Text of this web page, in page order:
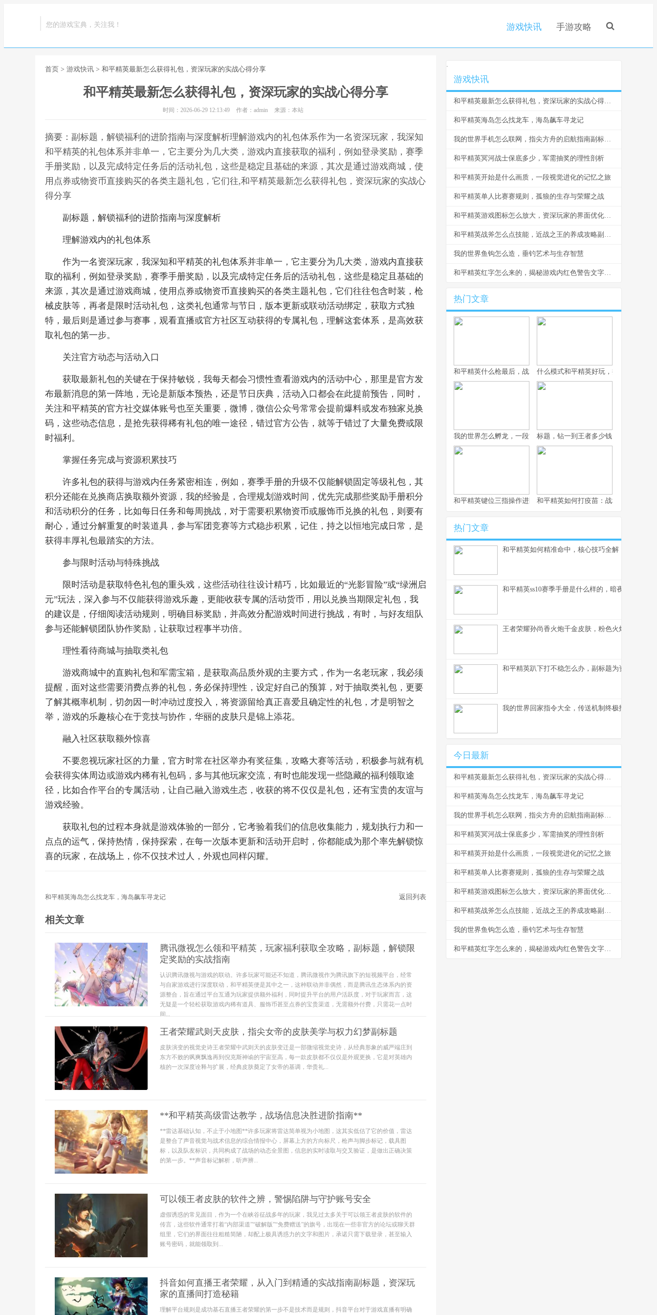
您的游戏宝典，关注我！ 游戏快讯 手游攻略
首页 > 游戏快讯 > 和平精英最新怎么获得礼包，资深玩家的实战心得分享
和平精英最新怎么获得礼包，资深玩家的实战心得分享
时间：2026-06-29 12:13:49 作者：admin 来源：本站
摘要：副标题，解锁福利的进阶指南与深度解析理解游戏内的礼包体系作为一名资深玩家，我深知
和平精英的礼包体系并非单一，它主要分为几大类，游戏内直接获取的福利，例如登录奖励，赛季
手册奖励，以及完成特定任务后的活动礼包，这些是稳定且基础的来源，其次是通过游戏商城，使
用点券或物资币直接购买的各类主题礼包，它们往,和平精英最新怎么获得礼包，资深玩家的实战心
得分享
副标题，解锁福利的进阶指南与深度解析
理解游戏内的礼包体系
作为一名资深玩家，我深知和平精英的礼包体系并非单一，它主要分为几大类，游戏内直接获
取的福利，例如登录奖励，赛季手册奖励，以及完成特定任务后的活动礼包，这些是稳定且基础的
来源，其次是通过游戏商城，使用点券或物资币直接购买的各类主题礼包，它们往往包含时装，枪
械皮肤等，再者是限时活动礼包，这类礼包通常与节日，版本更新或联动活动绑定，获取方式独
特，最后则是通过参与赛事，观看直播或官方社区互动获得的专属礼包，理解这套体系，是高效获
取礼包的第一步。
关注官方动态与活动入口
获取最新礼包的关键在于保持敏锐，我每天都会习惯性查看游戏内的活动中心，那里是官方发
布最新消息的第一阵地，无论是新版本预热，还是节日庆典，活动入口都会在此提前预告，同时，
关注和平精英的官方社交媒体账号也至关重要，微博，微信公众号常常会提前爆料或发布独家兑换
码，这些动态信息，是抢先获得稀有礼包的唯一途径，错过官方公告，就等于错过了大量免费或限
时福利。
掌握任务完成与资源积累技巧
许多礼包的获得与游戏内任务紧密相连，例如，赛季手册的升级不仅能解锁固定等级礼包，其
积分还能在兑换商店换取额外资源，我的经验是，合理规划游戏时间，优先完成那些奖励手册积分
和活动积分的任务，比如每日任务和每周挑战，对于需要积累物资币或服饰币兑换的礼包，则要有
耐心，通过分解重复的时装道具，参与军团竞赛等方式稳步积累，记住，持之以恒地完成日常，是
获得丰厚礼包最踏实的方法。
参与限时活动与特殊挑战
限时活动是获取特色礼包的重头戏，这些活动往往设计精巧，比如最近的“光影冒险”或“绿洲启
元”玩法，深入参与不仅能获得游戏乐趣，更能收获专属的活动货币，用以兑换当期限定礼包，我
的建议是，仔细阅读活动规则，明确目标奖励，并高效分配游戏时间进行挑战，有时，与好友组队
参与还能解锁团队协作奖励，让获取过程事半功倍。
理性看待商城与抽取类礼包
游戏商城中的直购礼包和军需宝箱，是获取高品质外观的主要方式，作为一名老玩家，我必须
提醒，面对这些需要消费点券的礼包，务必保持理性，设定好自己的预算，对于抽取类礼包，更要
了解其概率机制，切勿因一时冲动过度投入，将资源留给真正喜爱且确定性的礼包，才是明智之
举，游戏的乐趣核心在于竞技与协作，华丽的皮肤只是锦上添花。
融入社区获取额外惊喜
不要忽视玩家社区的力量，官方时常在社区举办有奖征集，攻略大赛等活动，积极参与就有机
会获得实体周边或游戏内稀有礼包码，多与其他玩家交流，有时也能发现一些隐藏的福利领取途
径，比如合作平台的专属活动，让自己融入游戏生态，收获的将不仅仅是礼包，还有宝贵的友谊与
游戏经验。
获取礼包的过程本身就是游戏体验的一部分，它考验着我们的信息收集能力，规划执行力和一
点点的运气，保持热情，保持探索，在每一次版本更新和活动开启时，你都能成为那个率先解锁惊
喜的玩家，在战场上，你不仅技术过人，外观也同样闪耀。
和平精英海岛怎么找龙车，海岛飙车寻龙记 返回列表
相关文章
腾讯微视怎么领和平精英，玩家福利获取全攻略，副标题，解锁限
定奖励的实战指南
认识腾讯微视与游戏的联动。许多玩家可能还不知道，腾讯微视作为腾讯旗下的短视频平台，经常
与自家游戏进行深度联动，和平精英便是其中之一，这种联动并非偶然，而是腾讯生态体系内的资
源整合，旨在通过平台互通为玩家提供额外福利，同时提升平台的用户活跃度，对于玩家而言，这
无疑是一个轻松获取游戏内稀有道具、服饰币甚至点券的宝贵渠道，无需额外付费，只需花一点时
间...
王者荣耀武则天皮肤，指尖女帝的皮肤美学与权力幻梦副标题
皮肤演变的视觉史诗王者荣耀中武则天的皮肤变迁是一部微缩视觉史诗，从经典形象的威严端庄到
东方不败的飒爽飘逸再到倪克斯神谕的宇宙至高，每一款皮肤都不仅仅是外观更换，它是对英雄内
核的一次深度诠释与扩展，经典皮肤奠定了女帝的基调，华贵礼...
**和平精英高级雷达教学，战场信息决胜进阶指南**
**雷达基础认知，不止于小地图**许多玩家将雷达简单视为小地图，这其实低估了它的价值，雷达
是整合了声音视觉与战术信息的综合情报中心，屏幕上方的方向标尺，枪声与脚步标记，载具图
标，以及队友标识，共同构成了战场的动态全景图，信息的实时读取与交叉验证，是做出正确决策
的第一步。**声音标记解析，听声辨...
可以领王者皮肤的软件之辨，警惕陷阱与守护账号安全
虚假诱惑的常见面目，作为一个在峡谷征战多年的玩家，我见过太多关于可以领王者皮肤的软件的
传言，这些软件通常打着“内部渠道”“破解版”“免费赠送”的旗号，出现在一些非官方的论坛或聊天群
组里，它们的界面往往粗糙简陋，却配上极具诱惑力的文字和图片，承诺只需下载登录，甚至输入
账号密码，就能领取到...
抖音如何直播王者荣耀，从入门到精通的实战指南副标题，资深玩
家的直播间打造秘籍
理解平台规则是成功基石直播王者荣耀的第一步不是技术而是规则，抖音平台对于游戏直播有明确
.
游戏快讯
和平精英最新怎么获得礼包，资深玩家的实战心得分享
和平精英海岛怎么找龙车，海岛飙车寻龙记
我的世界手机怎么联网，指尖方舟的启航指南副标题，从孤独建造到无限世界的联结密码
和平精英冥河战士保底多少，军需抽奖的理性剖析
和平精英开始是什么画质，一段视觉进化的记忆之旅
和平精英单人比赛赛规则，孤狼的生存与荣耀之战
和平精英游戏图标怎么放大，资深玩家的界面优化指南，副标题，探索视觉自定义的实用技巧
和平精英战斧怎么点技能，近战之王的养成攻略副标题
我的世界鱼钩怎么造，垂钓艺术与生存智慧
和平精英红字怎么来的，揭秘游戏内红色警告文字的渊源与意义
热门文章
和平精英什么枪最后，战术博弈与心理博弈的终极考验
什么模式和平精英好玩，探寻战术竞技
我的世界怎么孵龙，一段古老传说的复苏之旅标题，钻一到王者多少钱，一场段位攀
和平精英键位三指操作进阶指南，从入门到精通的战场掌控术
和平精英如何打疫苗：战场生存的免疫
热门文章
和平精英如何精准命中，核心技巧全解，副标题，
和平精英ss10赛季手册是什么样的，暗夜锋芒的战
王者荣耀孙尚香火炮千金皮肤，粉色火炮的战场华
和平精英趴下打不稳怎么办，副标题为资深玩家教
我的世界回家指令大全，传送机制终极指南
今日最新
和平精英最新怎么获得礼包，资深玩家的实战心得分享
和平精英海岛怎么找龙车，海岛飙车寻龙记
我的世界手机怎么联网，指尖方舟的启航指南副标题，从孤独建造到无限世界的联结密码
和平精英冥河战士保底多少，军需抽奖的理性剖析
和平精英开始是什么画质，一段视觉进化的记忆之旅
和平精英单人比赛赛规则，孤狼的生存与荣耀之战
和平精英游戏图标怎么放大，资深玩家的界面优化指南，副标题，探索视觉自定义的实用技巧
和平精英战斧怎么点技能，近战之王的养成攻略副标题
我的世界鱼钩怎么造，垂钓艺术与生存智慧
和平精英红字怎么来的，揭秘游戏内红色警告文字的渊源与意义